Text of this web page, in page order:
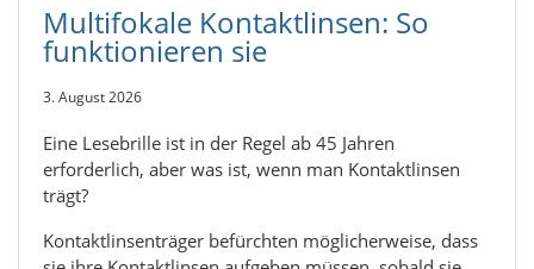
Multifokale Kontaktlinsen: So
funktionieren sie
3. August 2026
Eine Lesebrille ist in der Regel ab 45 Jahren
erforderlich, aber was ist, wenn man Kontaktlinsen
trägt?
Kontaktlinsenträger befürchten möglicherweise, dass